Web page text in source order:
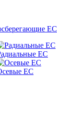
EC
EC
EC